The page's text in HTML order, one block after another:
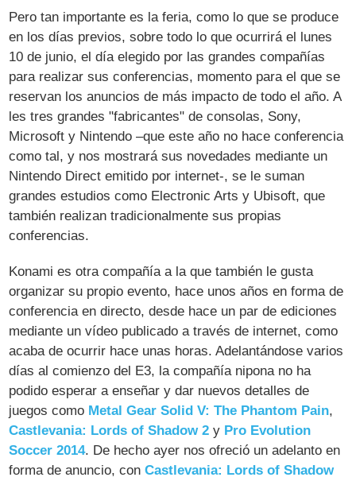
Pero tan importante es la feria, como lo que se produce
en los días previos, sobre todo lo que ocurrirá el lunes
10 de junio, el día elegido por las grandes compañías
para realizar sus conferencias, momento para el que se
reservan los anuncios de más impacto de todo el año. A
les tres grandes "fabricantes" de consolas, Sony,
Microsoft y Nintendo –que este año no hace conferencia
como tal, y nos mostrará sus novedades mediante un
Nintendo Direct emitido por internet-, se le suman
grandes estudios como Electronic Arts y Ubisoft, que
también realizan tradicionalmente sus propias
conferencias.
Konami es otra compañía a la que también le gusta
organizar su propio evento, hace unos años en forma de
conferencia en directo, desde hace un par de ediciones
mediante un vídeo publicado a través de internet, como
acaba de ocurrir hace unas horas. Adelantándose varios
días al comienzo del E3, la compañía nipona no ha
podido esperar a enseñar y dar nuevos detalles de
juegos como Metal Gear Solid V: The Phantom Pain,
Castlevania: Lords of Shadow 2 y Pro Evolution
Soccer 2014. De hecho ayer nos ofreció un adelanto en
forma de anuncio, conCastlevania: Lords of Shadow